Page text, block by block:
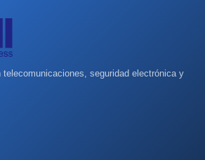
seguridad electrónica y